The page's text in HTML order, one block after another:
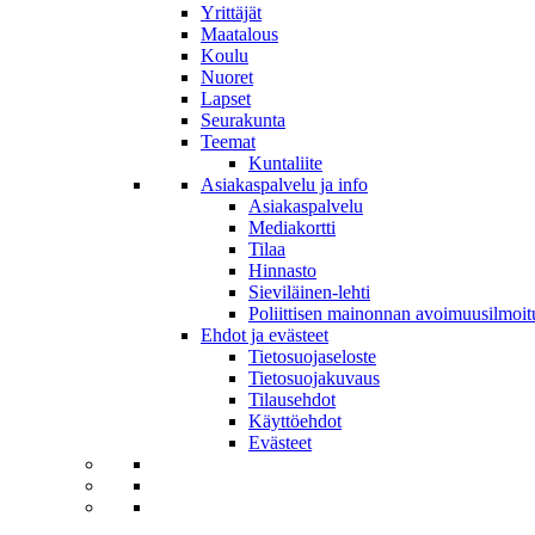
Yrittäjät
Maatalous
Koulu
Nuoret
Lapset
Seurakunta
Teemat
Kuntaliite
Asiakaspalvelu ja info
Asiakaspalvelu
Mediakortti
Tilaa
Hinnasto
Sieviläinen-lehti
Poliittisen mainonnan
Ehdot ja evästeet
Tietosuojaseloste
Tietosuojakuvaus
Tilausehdot
Käyttöehdot
Evästeet